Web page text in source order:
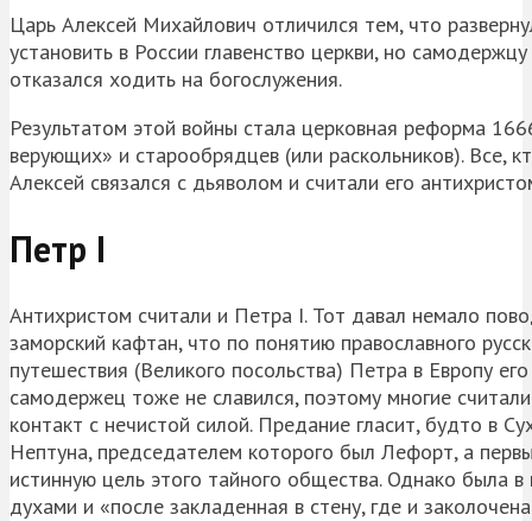
Царь Алексей Михайлович отличился тем, что
установить в России главенство церкви, но
отказался ходить на богослужения.
Результатом этой войны стала церковная реформа
верующих» и старообрядцев (или раскольников). Все,
Алексей связался с дьяволом и считали его
Петр I
Антихристом считали и Петра I. Тот давал немало
заморский кафтан, что по понятию православного
путешествия (Великого посольства) Петра в Европу
самодержец тоже не славился, поэтому многие
контакт с нечистой силой. Предание гласит, будто в
Нептуна, председателем которого был Лефорт, а
истинную цель этого тайного общества. Однако была
духами и «после закладенная в стену, где и